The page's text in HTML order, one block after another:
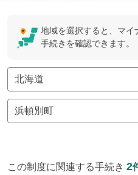
地域を選択すると、マイ
手続きを確認できます。
この制度に関連する手続き 2